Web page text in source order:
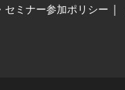
セミナー参加ポリシー